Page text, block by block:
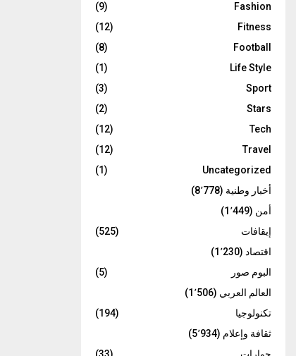
Fashion
(9)
Fitness
(12)
Football
(8)
Life Style
(1)
Sport
(3)
Stars
(2)
Tech
(12)
Travel
(12)
Uncategorized
(1)
أخبار وطنية (8٬778)
أمن (1٬449)
إيقافات
(525)
اقتصاد (1٬230)
البوم صور
(5)
العالم العربي (1٬506)
تكنولوجيا
(194)
ثقافة وإعلام (5٬934)